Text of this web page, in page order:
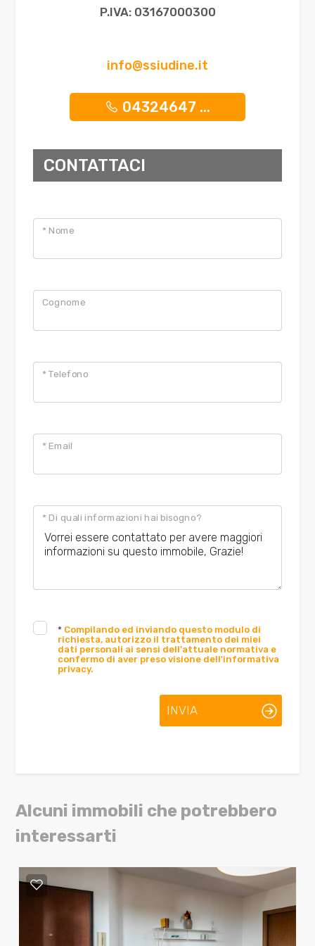
P.IVA: 03167000300
info@ssiudine.it
04324647 ...
CONTATTACI
* Nome
Cognome
* Telefono
* Email
* Di quali informazioni hai bisogno?
* Compilando ed inviando questo modulo di
richiesta, autorizzo il trattamento dei miei
dati personali ai sensi dell'attuale normativa e
confermo di aver preso visione dell'informativa
privacy.
INVIA
Alcuni immobili che potrebbero
interessarti